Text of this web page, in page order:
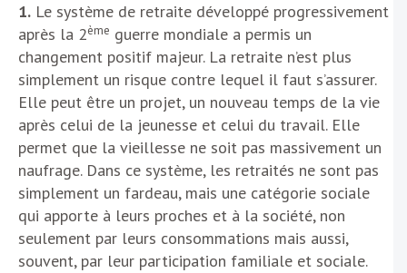
1. Le système de retraite développé progressivement
après la 2ème guerre mondiale a permis un
changement positif majeur. La retraite n’est plus
simplement un risque contre lequel il faut s’assurer.
Elle peut être un projet, un nouveau temps de la vie
après celui de la jeunesse et celui du travail. Elle
permet que la vieillesse ne soit pas massivement un
naufrage. Dans ce système, les retraités ne sont pas
simplement un fardeau, mais une catégorie sociale
qui apporte à leurs proches et à la société, non
seulement par leurs consommations mais aussi,
souvent, par leur participation familiale et sociale.